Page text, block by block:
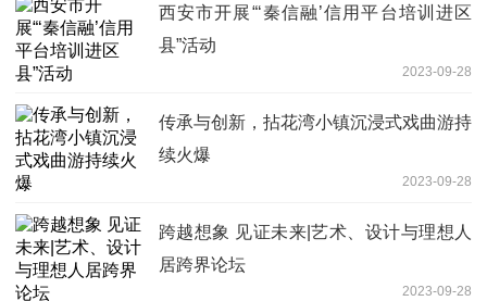
西安市开展“‘秦信融’信用平台培训进区
县”活动
2023-09-28
传承与创新，拈花湾小镇沉浸式戏曲游持
续火爆
2023-09-28
跨越想象 见证未来|艺术、设计与理想人
居跨界论坛
2023-09-28